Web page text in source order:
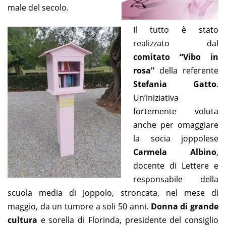
male del secolo.
Il tutto è stato
realizzato dal
comitato “Vibo in
rosa” della referente
Stefania Gatto.
Un’iniziativa
fortemente voluta
anche per omaggiare
la socia joppolese
Carmela Albino,
docente di Lettere e
responsabile della
scuola media di Joppolo, stroncata, nel mese di
maggio, da un tumore a soli 50 anni. Donna di grande
cultura e sorella di Florinda, presidente del consiglio